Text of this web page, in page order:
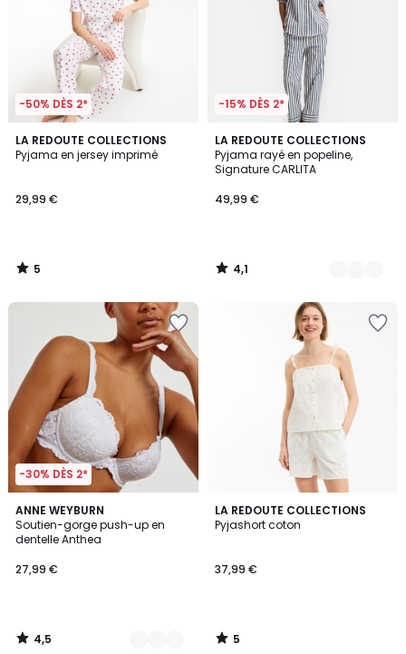
-50% DÈS 2*
LA REDOUTE COLLECTIONS
Pyjama en jersey imprimé
29,99 €
5
/
5
/
-15% DÈS 2*
LA REDOUTE COLLECTIONS
Pyjama rayé en popeline,
Signature CARLITA
49,99 €
4,1
/ 5
2
Couleurs
4,1
/
-30% DÈS 2*
ANNE WEYBURN
Soutien-gorge push-up en
dentelle Anthea
27,99 €
4,5
/ 5
3
Couleurs
4,5
/
LA REDOUTE COLLECTIONS
Pyjashort coton
37,99 €
5
/
5
/